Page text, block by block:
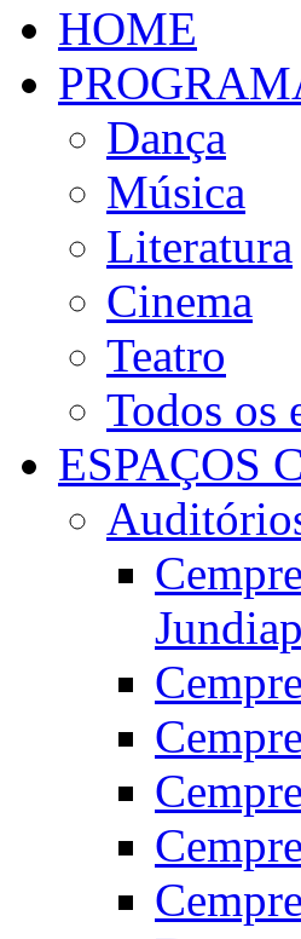
HOME
Dança
Música
Literatura
Cinema
Teatro
Todos os
ESPAÇOS